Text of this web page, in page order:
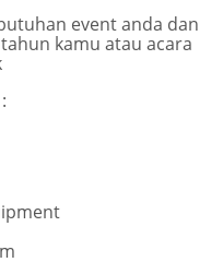
event anda dan
kamu atau acara